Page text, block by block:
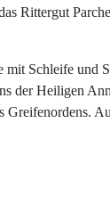
Rittergut
Schleife
der Heiligen